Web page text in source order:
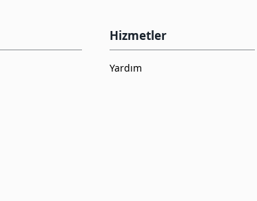
Hizmetler
Yardım